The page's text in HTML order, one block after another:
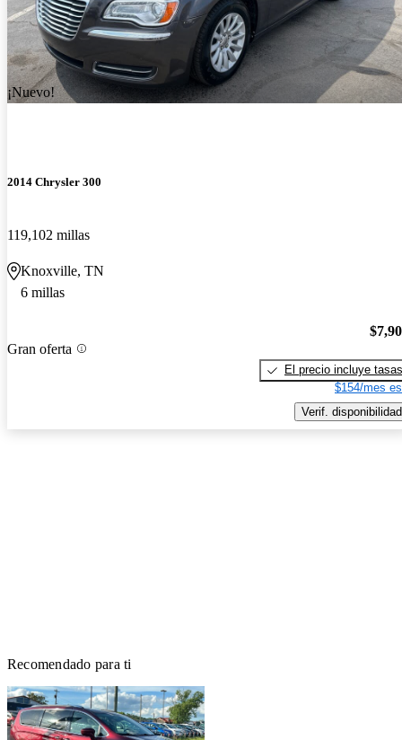
¡Nuevo!
2014 Chrysler 300
119,102 millas
Knoxville, TN
6 millas
Gran oferta
El precio incluye tasas
$154/mes
Verif. disponibilidad
Recomendado para ti